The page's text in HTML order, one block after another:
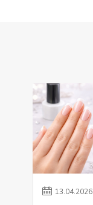
13.04.2026